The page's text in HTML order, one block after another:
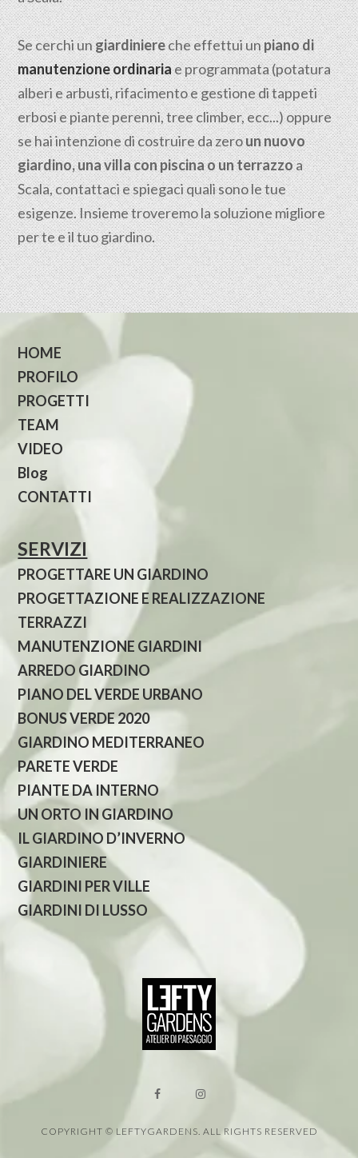
Se cerchi ungiardiniereche effettui unpiano di
manutenzione ordinariae programmata (potatura
alberi e arbusti, rifacimento e gestione di tappeti
erbosi e piante perenni, tree climber, ecc...) oppure
se hai intenzione di costruire da zeroun nuovo
giardino, una villa con piscina o un terrazzoa
Scala, contattaci e spiegaci quali sono le tue
esigenze. Insieme troveremo la soluzione migliore
per te e il tuo giardino.
HOME
PROFILO
PROGETTI
TEAM
VIDEO
Blog
CONTATTI
SERVIZI
PROGETTARE UN GIARDINO
PROGETTAZIONE E REALIZZAZIONE
TERRAZZI
MANUTENZIONE GIARDINI
ARREDO GIARDINO
PIANO DEL VERDE URBANO
BONUS VERDE 2020
GIARDINO MEDITERRANEO
PARETE VERDE
PIANTE DA INTERNO
UN ORTO IN GIARDINO
IL GIARDINO D’INVERNO
GIARDINIERE
GIARDINI PER VILLE
GIARDINI DI LUSSO
COPYRIGHT © LEFTYGARDENS. ALL RIGHTS RESERVED